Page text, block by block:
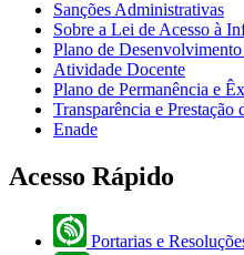
Sanções Administrativas
Sobre a Lei de Acesso à
Plano de
Atividade Docente
Plano de Permanência e
Transparência e Prestação
Enade
Acesso Rápido
Portarias e